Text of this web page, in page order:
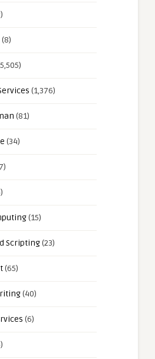
(8)
(1,376)
(81)
(34)
(15)
Scripting(23)
(65)
(40)
(6)